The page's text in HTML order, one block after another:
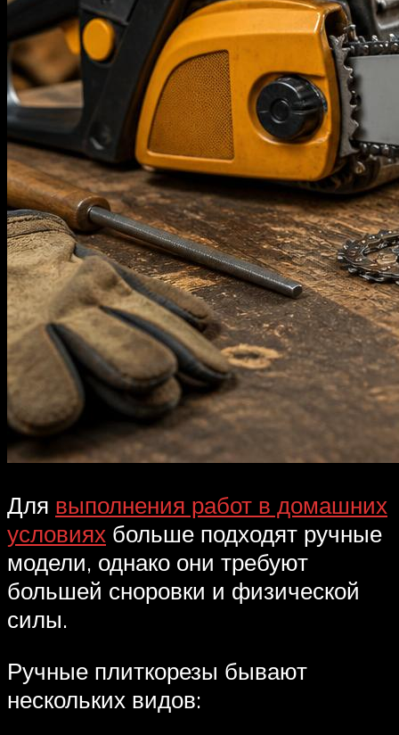
Для выполнения работ в домашних
условиях больше подходят ручные
модели, однако они требуют
большей сноровки и физической
силы.
Ручные плиткорезы бывают
нескольких видов: